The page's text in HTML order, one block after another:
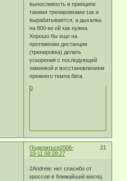
выносливость в принципе
такими тренировками так и
вырабатывается, а дыхалка
на 800-ке ой как нужна.
Хорошо бы еще на
протяжении дистанции
(тренировка) делать
ускорения с последующей
заминкой и восстановлением
прежнего темпа бега.
0
Поделиться 21
2006-
10-11 08:28:27
2Andrew: нет спасибо от
кроссов в ближайший месяц